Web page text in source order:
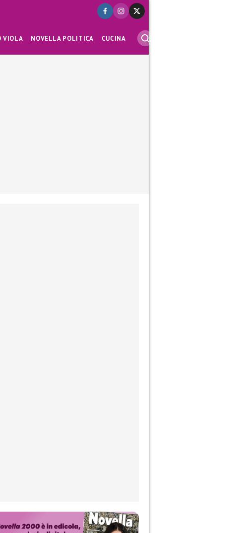
VIOLA NOVELLA POLITICA CUCINA